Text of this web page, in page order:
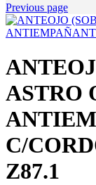
Previous page
ASTRO
C/
Z87.1